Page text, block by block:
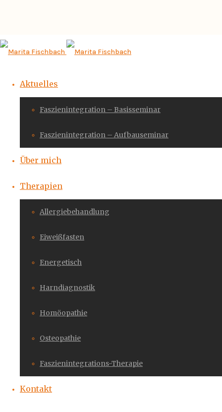
Aktuelles
Faszienintegration – Basisseminar
Faszienintegration – Aufbauseminar
Über mich
Therapien
Allergiebehandlung
Eiweißfasten
Energetisch
Harndiagnostik
Homöopathie
Osteopathie
Faszienintegrations-Therapie
Kontakt